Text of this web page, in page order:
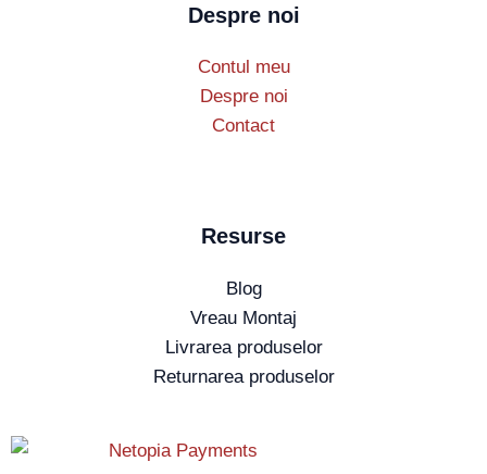
Despre noi
Contul meu
Despre noi
Contact
Resurse
Blog
Vreau Montaj
Livrarea produselor
Returnarea produselor